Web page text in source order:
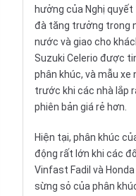
hưởng của Nghị quyết
đà tăng trưởng trong
nước và giao cho
Suzuki Celerio được
phân khúc, và mẫu
trước khi các nhà lắp
phiên bản giá rẻ hơn.
Hiện tại, phân khúc
động rất lớn khi các
Vinfast Fadil và
sừng sỏ của phân